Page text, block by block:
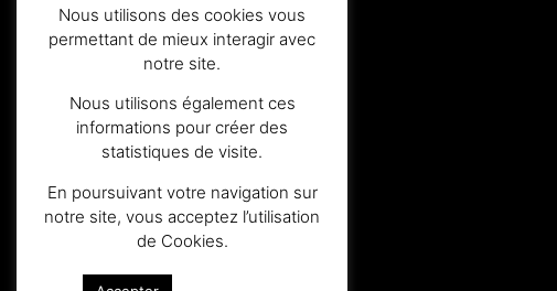
contact@jordan-s.com
Bretagne
Nous utilisons des cookies vous
permettant de mieux interagir avec
notre site.
Nous utilisons également ces
informations pour créer des
statistiques de visite.
En poursuivant votre navigation sur
notre site, vous acceptez l’utilisation
de Cookies.